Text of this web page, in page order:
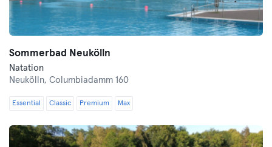
Sommerbad Neukölln
Natation
Neukölln, Columbiadamm 160
Essential Classic Premium Max